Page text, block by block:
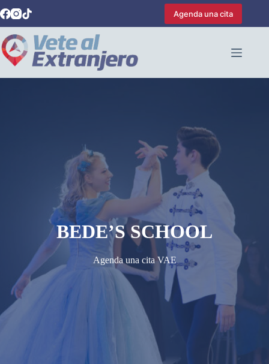
al
contenido
Agenda una cita
BEDE’S SCHOOL
Agenda una cita VAE